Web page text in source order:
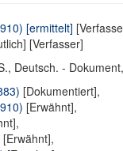
[ermittelt]
[Verfasser]
Deutsch. -
[Dokumentiert],
[Erwähnt],
[Erwähnt],